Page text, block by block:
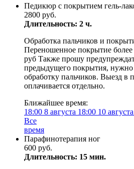
Педикюр с покрытием гель-
2800 руб.
Длительность: 2 ч.
Обработка пальчиков и
Переношенное покрытие более
руб Также прошу
предыдущего покрытия,
обработку пальчиков. Выезд
оплачивается отдельно.
Ближайшее время:
18:00 8 августа 18:00 10 августа
Все
время
Парафинотерапия ног
600 руб.
Длительность: 15 мин.